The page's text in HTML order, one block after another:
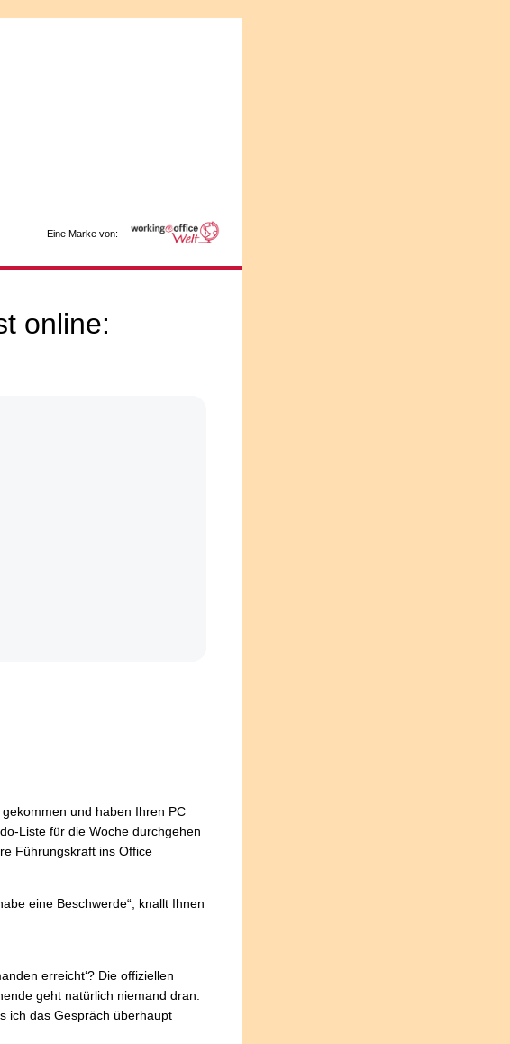
Eine Marke von:
online:
und haben Ihren PC
Liste für die Woche durchgehen
Führungskraft ins Office
eine Beschwerde“, knallt Ihnen
erreicht‘? Die offiziellen
geht natürlich niemand dran.
ich das Gespräch überhaupt